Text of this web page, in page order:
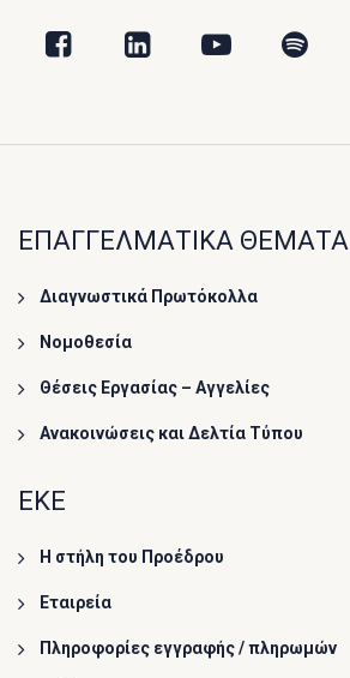
ΕΠΑΓΓΕΛΜΑΤΙΚΑ ΘΕΜΑΤΑ
Διαγνωστικά Πρωτόκολλα
Νομοθεσία
Θέσεις Εργασίας – Αγγελίες
Ανακοινώσεις και Δελτία Τύπου
ΕΚΕ
Η στήλη του Προέδρου
Εταιρεία
Πληροφορίες εγγραφής / πληρωμών